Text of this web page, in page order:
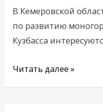
В Кемеровской
по развитию
Кузбасса
Читать далее »